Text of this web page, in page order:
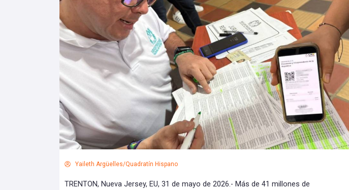
Yaileth Argüelles/Quadratín Hispano
TRENTON, Nueva Jersey, EU, 31 de mayo de 2026.- Más de 41 millones de